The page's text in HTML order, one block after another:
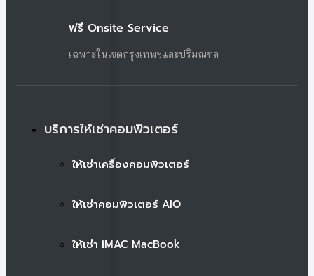
ฟรี Onsite Service
เฉพาะในเขตกรุงเทพฯและปริมณฑล
บริการให้เช่าคอมพิวเตอร์
ให้เช่าเครื่องคอมพิวเตอร์
ให้เช่าคอมพิวเตอร์ AIO
ให้เช่า iMAC MacBook